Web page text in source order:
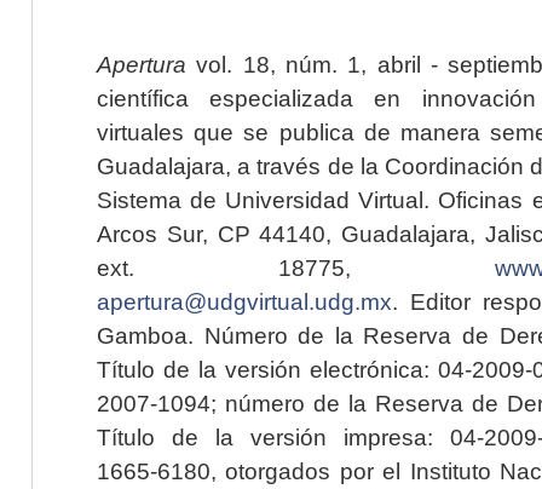
Apertura vol. 18, núm. 1, abril -
científica especializada en
virtuales que se publica de manera
Guadalajara, a través de la Coordinación
Sistema de Universidad Virtual. Oficinas
Arcos Sur, CP 44140, Guadalajara,
ext. 18775,
apertura@udgvirtual.udg.mx. Editor
Gamboa. Número de la Reserva de
Título de la versión electrónica: 04-2009-
2007-1094; número de la Reserva de
Título de la versión impresa: 04-2009-
1665-6180, otorgados por el Instituto